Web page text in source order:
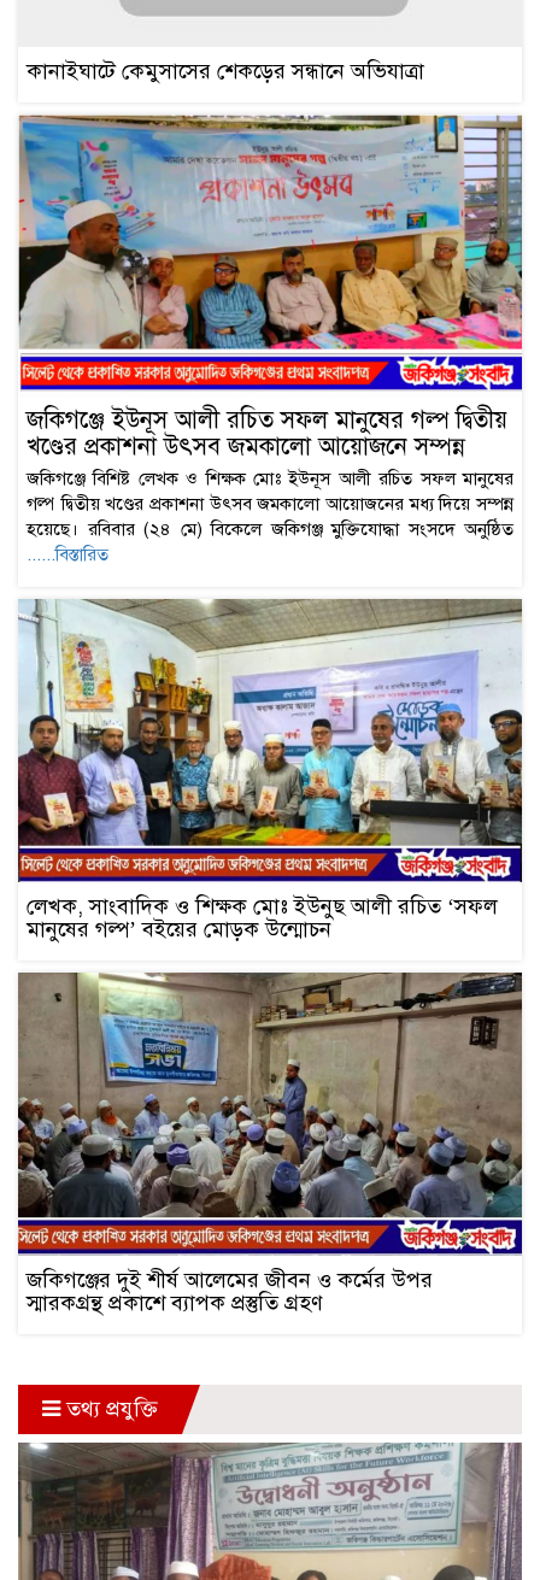
কানাইঘাটে কেমুসাসের শেকড়ের সন্ধানে অভিযাত্রা
জকিগঞ্জে ইউনূস আলী রচিত সফল মানুষের গল্প দ্বিতীয়
খণ্ডের প্রকাশনা উৎসব জমকালো আয়োজনে সম্পন্ন
জকিগঞ্জে বিশিষ্ট লেখক ও শিক্ষক মোঃ ইউনূস আলী রচিত সফল মানুষের
গল্প দ্বিতীয় খণ্ডের প্রকাশনা উৎসব জমকালো আয়োজনের মধ্য দিয়ে সম্পন্ন
হয়েছে। রবিবার (২৪ মে) বিকেলে জকিগঞ্জ মুক্তিযোদ্ধা সংসদে অনুষ্ঠিত
......বিস্তারিত
লেখক, সাংবাদিক ও শিক্ষক মোঃ ইউনুছ আলী রচিত ‘সফল
মানুষের গল্প’ বইয়ের মোড়ক উন্মোচন
জকিগঞ্জের দুই শীর্ষ আলেমের জীবন ও কর্মের উপর
স্মারকগ্রন্থ প্রকাশে ব্যাপক প্রস্তুতি গ্রহণ
তথ্য প্রযুক্তি